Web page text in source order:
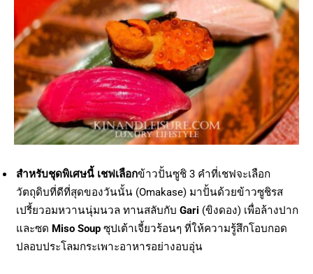
สำหรับชุดพิเศษนี้ เชฟเลือกข้าวปั้นซูชิ 3 คำที่เชฟจะเลือก
วัตถุดิบที่ดีที่สุดของวันนั้น (Omakase) มาปั้นด้วยข้าวซูชิรส
เปรี้ยวอมหวานนุ่มนวล ทานสลับกับ Gari (ขิงดอง) เพื่อล้างปาก
และซด Miso Soup ซุปเต้าเจี้ยวร้อนๆ ที่ให้ความรู้สึกโอบกอด
ปลอบประโลมกระเพาะอาหารอย่างอบอุ่น